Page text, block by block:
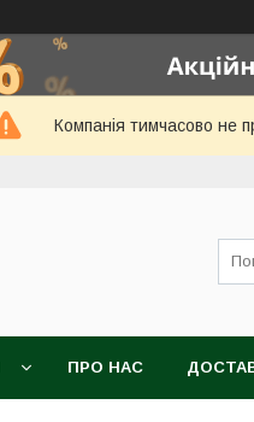
Компанія тимчасово не
ПРО НАС